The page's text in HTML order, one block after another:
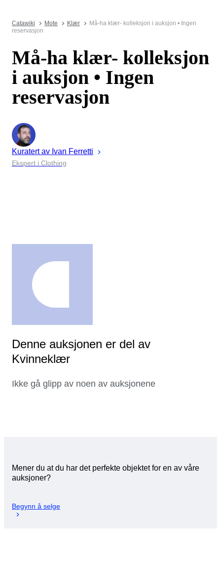
Catawiki Mote Klær
Må-ha klær- kolleksjon i auksjon • Ingen
reservasjon
Må-ha klær- kolleksjon
i auksjon • Ingen
reservasjon
Kuratert av Ivan Ferretti
Ekspert i Clothing
Denne auksjonen er del av
Kvinneklær
Ikke gå glipp av noen av auksjonene
Mener du at du har det perfekte objektet for en av våre
auksjoner?
Begynn å selge